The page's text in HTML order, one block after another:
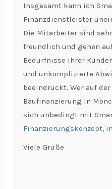
Insgesamt kann ich
Finanzdienstleister
Die Mitarbeiter sind
freundlich und gehen
Bedürfnisse ihrer
und unkomplizierte
beeindruckt. Wer auf
Baufinanzierung in
sich unbedingt mit
Finanzierungskonzept ,
Viele Grüße